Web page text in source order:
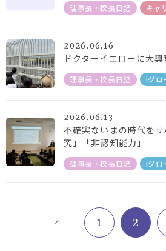
理事長・校長日記 キャ
2026.06.16
ドクターイエローに大興
理事長・校長日記 iグロ
2026.06.13
不確実ないまの時代を
究」「非認知能力」
理事長・校長日記 iグロ
1 2